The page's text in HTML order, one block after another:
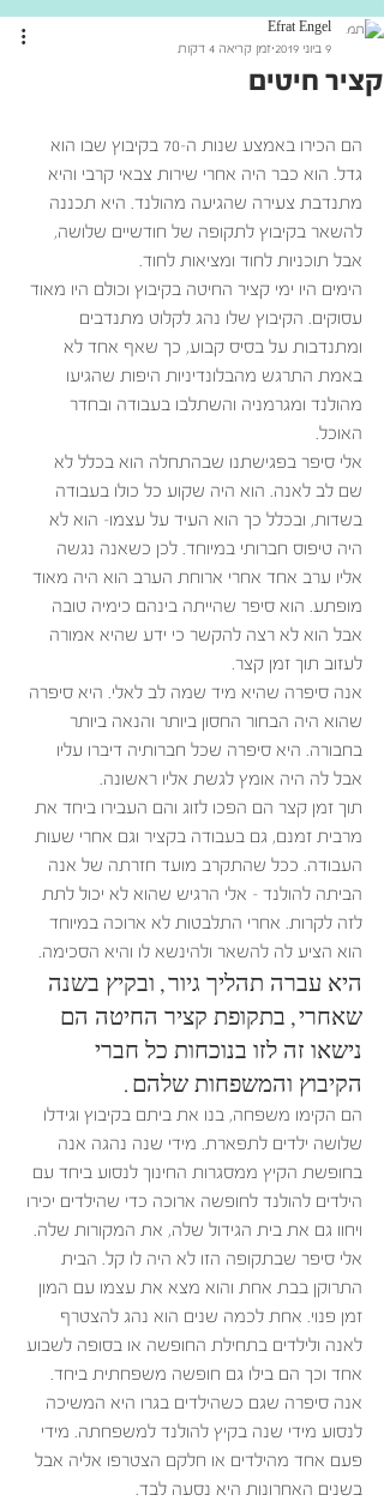
קציר חיטים
Efrat Engel
9 ביוני 2019
זמן קריאה 4 דקות
הם הכירו באמצע שנות ה-70 בקיבוץ שבו הוא
גדל. הוא כבר היה אחרי שירות צבאי קרבי והיא
מתנדבת צעירה שהגיעה מהולנד. היא תכננה
להשאר בקיבוץ לתקופה של חודשיים שלושה,
אבל תוכניות לחוד ומציאות לחוד.
הימים היו ימי קציר החיטה בקיבוץ וכולם היו מאוד
עסוקים. הקיבוץ שלו נהג לקלוט מתנדבים
ומתנדבות על בסיס קבוע, כך שאף אחד לא
באמת התרגש מהבלונדיניות היפות שהגיעו
מהולנד ומגרמניה והשתלבו בעבודה ובחדר
האוכל.
אלי סיפר בפגישתנו שבהתחלה הוא בכלל לא
שם לב לאנה. הוא היה שקוע כל כולו בעבודה
בשדות, ובכלל כך הוא העיד על עצמו- הוא לא
היה טיפוס חברותי במיוחד. לכן כשאנה נגשה
אליו ערב אחד אחרי ארוחת הערב הוא היה מאוד
מופתע. הוא סיפר שהייתה בינהם כימיה טובה
אבל הוא לא רצה להקשר כי ידע שהיא אמורה
לעזוב תוך זמן קצר.
אנה סיפרה שהיא מיד שמה לב לאלי. היא סיפרה
שהוא היה הבחור החסון ביותר והנאה ביותר
בחבורה. היא סיפרה שכל חברותיה דיברו עליו
אבל לה היה אומץ לגשת אליו ראשונה.
תוך זמן קצר הם הפכו לזוג והם העבירו ביחד את
מרבית זמנם, גם בעבודה בקציר וגם אחרי שעות
העבודה. ככל שהתקרב מועד חזרתה של אנה
הביתה להולנד – אלי הרגיש שהוא לא יכול לתת
לזה לקרות. אחרי התלבטות לא ארוכה במיוחד
הוא הציע לה להשאר ולהינשא לו והיא הסכימה.
היא עברה תהליך גיור, ובקיץ בשנה
שאחרי, בתקופת קציר החיטה הם
נישאו זה לזו בנוכחות כל חברי
הקיבוץ והמשפחות שלהם.
הם הקימו משפחה, בנו את ביתם בקיבוץ וגידלו
שלושה ילדים לתפארת. מידי שנה נהגה אנה
בחופשת הקיץ ממסגרות החינוך לנסוע ביחד עם
הילדים להולנד לחופשה ארוכה כדי שהילדים יכירו
ויחוו גם את בית הגידול שלה, את המקורות שלה.
אלי סיפר שבתקופה הזו לא היה לו קל. הבית
התרוקן בבת אחת והוא מצא את עצמו עם המון
זמן פנוי. אחת לכמה שנים הוא נהג להצטרף
לאנה ולילדים בתחילת החופשה או בסופה לשבוע
אחד וכך הם בילו גם חופשה משפחתית ביחד.
אנה סיפרה שגם כשהילדים בגרו היא המשיכה
לנסוע מידי שנה בקיץ להולנד למשפחתה. מידי
פעם אחד מהילדים או חלקם הצטרפו אליה אבל
בשנים האחרונות היא נסעה לבד.